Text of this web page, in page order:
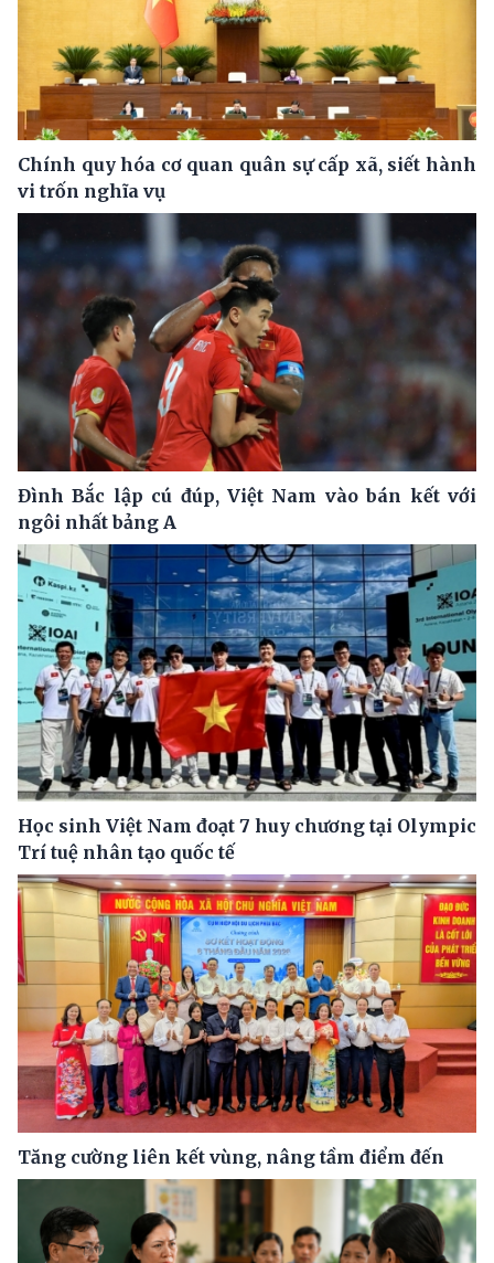
Chính quy hóa cơ quan quân sự cấp xã, siết hành
vi trốn nghĩa vụ
Đình Bắc lập cú đúp, Việt Nam vào bán kết với
ngôi nhất bảng A
Học sinh Việt Nam đoạt 7 huy chương tại Olympic
Trí tuệ nhân tạo quốc tế
Tăng cường liên kết vùng, nâng tầm điểm đến